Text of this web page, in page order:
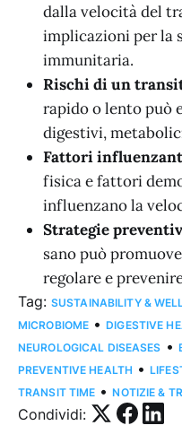
dalla velocità del
implicazioni per la
immunitaria.
Rischi di un
rapido o lento può
digestivi,
Fattori
fisica e fattori
influenzano la
Strategie
sano può
regolare e
Tag: SUSTAINABILITY &
MICROBIOME • DIGESTIVE
NEUROLOGICAL DISEASES •
PREVENTIVE HEALTH •
TRANSIT TIME • NOTIZIE &
Condividi: